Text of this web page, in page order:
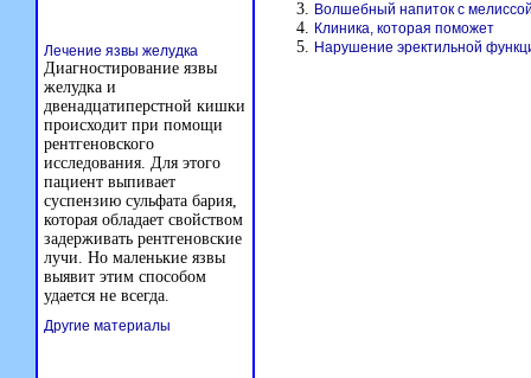
Волшебный напиток с
Клиника, которая поможет
Нарушение эректильной
Лечение язвы желудка
Диагностирование язвы
желудка и
двенадцатиперстной кишки
происходит при помощи
рентгеновского
исследования. Для этого
пациент выпивает
суспензию сульфата бария,
которая обладает свойством
задерживать рентгеновские
лучи. Но маленькие язвы
выявит этим способом
удается не всегда.
Другие материалы